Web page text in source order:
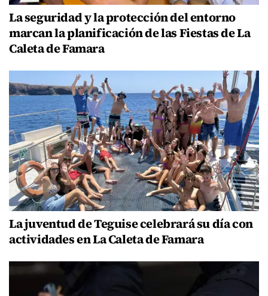
La seguridad y la protección del entorno
marcan la planificación de las Fiestas de La
Caleta de Famara
La juventud de Teguise celebrará su día con
actividades en La Caleta de Famara